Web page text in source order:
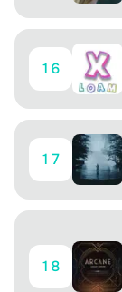
16
17
18